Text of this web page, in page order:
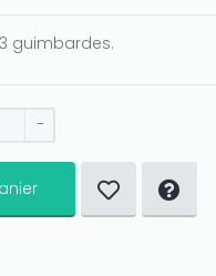
guimbardes.
-